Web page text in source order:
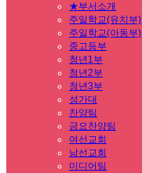
★부서소개
주일학교(유치부)
주일학교(아동부)
중고등부
청년1부
청년2부
청년3부
성가대
찬양팀
금요찬양팀
여선교회
남선교회
미디어팀